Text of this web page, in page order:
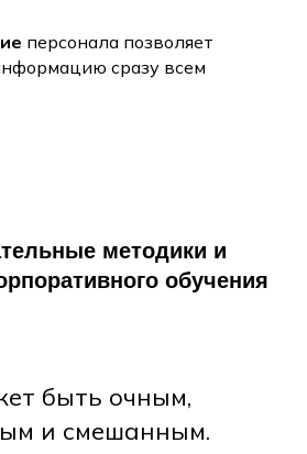
персонала позволяет
сразу всем
методики и
обучения
быть очным,
и смешанным.